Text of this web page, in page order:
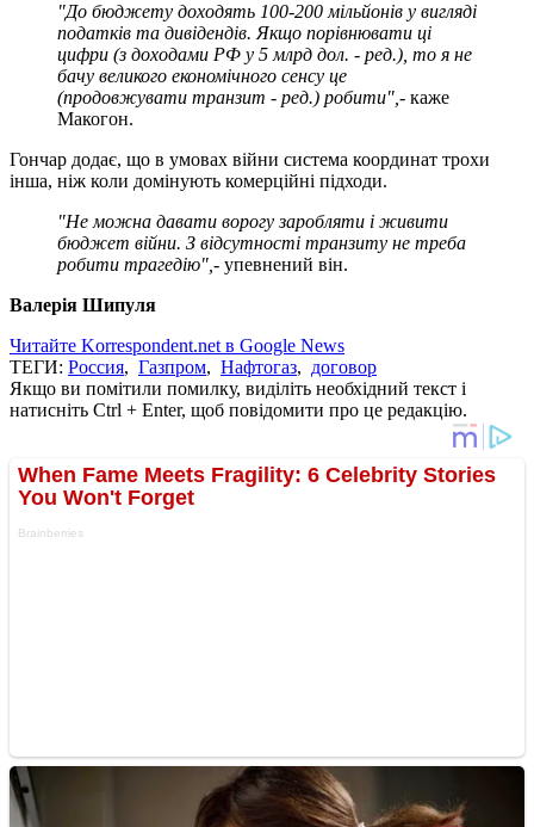
"До бюджету доходять 100-200 мільйонів у вигляді
податків та дивідендів. Якщо порівнювати ці
цифри (з доходами РФ у 5 млрд дол. - ред.), то я не
бачу великого економічного сенсу це
(продовжувати транзит - ред.) робити", - каже
Макогон.
Гончар додає, що в умовах війни система координат трохи
інша, ніж коли домінують комерційні підходи.
"Не можна давати ворогу заробляти і живити
бюджет війни. З відсутності транзиту не треба
робити трагедію", - упевнений він.
Валерія Шипуля
Читайте Korrespondent.net в Google News
ТЕГИ: Россия, Газпром, Нафтогаз, договор
Якщо ви помітили помилку, виділіть необхідний текст і
натисніть Ctrl + Enter, щоб повідомити про це редакцію.